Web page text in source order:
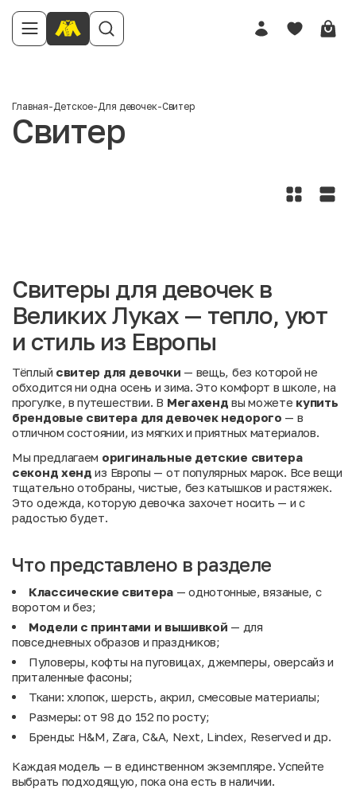
Главная-Детское-Для девочек-Свитер
Свитер
Свитеры для девочек в
Великих Луках — тепло, уют
и стиль из Европы
Тёплый свитер для девочки — вещь, без которой не
обходится ни одна осень и зима. Это комфорт в школе, на
прогулке, в путешествии. В Мегахенд вы можете купить
брендовые свитера для девочек недорого — в
отличном состоянии, из мягких и приятных материалов.
Мы предлагаем оригинальные детские свитера
секонд хенд из Европы — от популярных марок. Все вещи
тщательно отобраны, чистые, без катышков и растяжек.
Это одежда, которую девочка захочет носить — и с
радостью будет.
Что представлено в разделе
Классические свитера — однотонные, вязаные, с
воротом и без;
Модели с принтами и вышивкой — для
повседневных образов и праздников;
Пуловеры, кофты на пуговицах, джемперы, оверсайз и
приталенные фасоны;
Ткани: хлопок, шерсть, акрил, смесовые материалы;
Размеры: от 98 до 152 по росту;
Бренды: H&M, Zara, C&A, Next, Lindex, Reserved и др.
Каждая модель — в единственном экземпляре. Успейте
выбрать подходящую, пока она есть в наличии.